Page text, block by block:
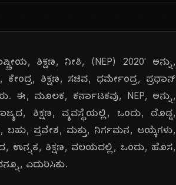
ಶಿಕ್ಷಣ, ನೀತಿ, (NEP) 2020' ಅನ್ನು,
ಶಿಕ್ಷಣ, ಸಚಿವ, ಧರ್ಮೇಂದ್ರ, ಪ್ರಧಾನ್
ಮೂಲಕ, ಕರ್ನಾಟಕವು, NEP, ಅನ್ನು,
ಶಿಕ್ಷಣ, ವ್ಯವಸ್ಥೆಯಲ್ಲಿ, ಒಂದು, ದೊಡ್ಡ,
ಪ್ರವೇಶ, ಮತ್ತು, ನಿರ್ಗಮನ, ಆಯ್ಕೆಗಳು,
ಉನ್ನತ, ಶಿಕ್ಷಣ, ವಲಯದಲ್ಲಿ, ಒಂದು, ಹೊಸ,
ಎದುರಿಸಿತು.